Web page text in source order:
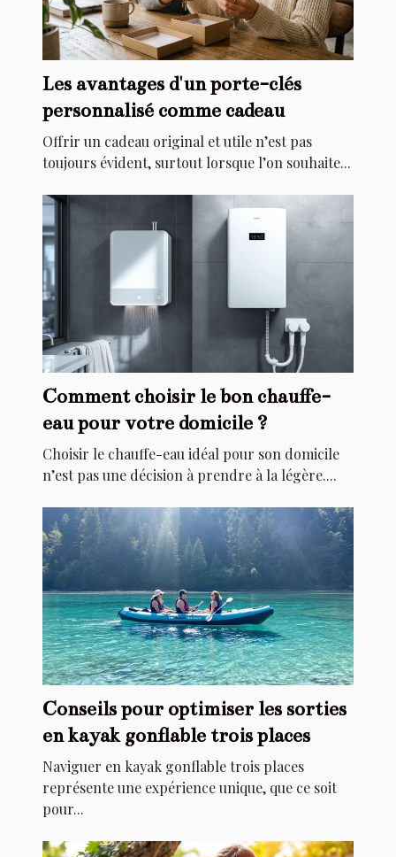
Les avantages d'un porte-clés
personnalisé comme cadeau
Offrir un cadeau original et utile n’est pas
toujours évident, surtout lorsque l’on souhaite...
Comment choisir le bon chauffe-
eau pour votre domicile ?
Choisir le chauffe-eau idéal pour son domicile
n’est pas une décision à prendre à la légère....
Conseils pour optimiser les sorties
en kayak gonflable trois places
Naviguer en kayak gonflable trois places
représente une expérience unique, que ce soit
pour...